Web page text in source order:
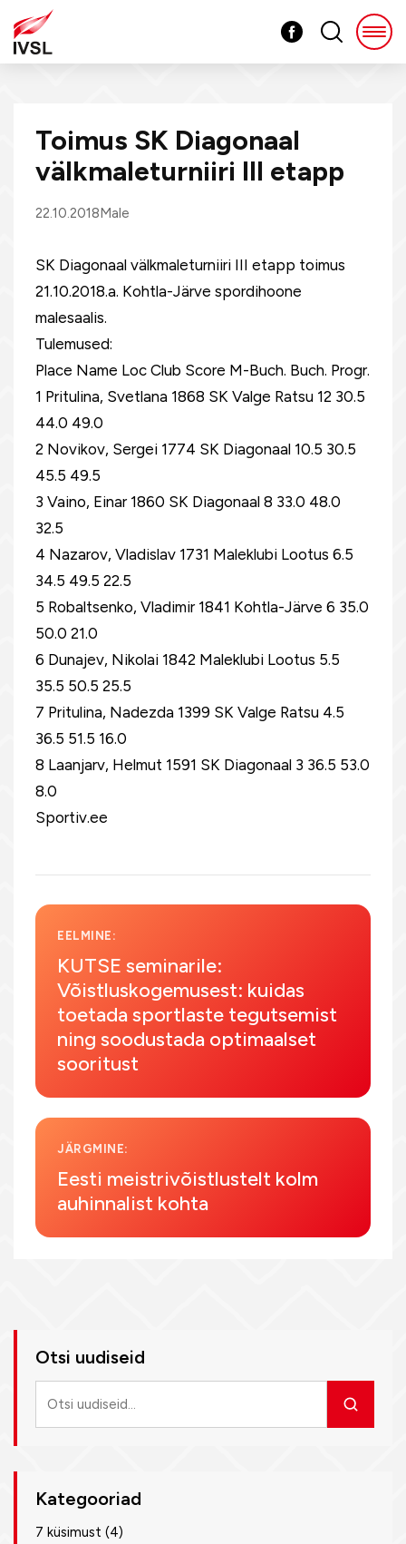
Toimus SK Diagonaal
välkmaleturniiri III etapp
22.10.2018Male
SK Diagonaal välkmaleturniiri III etapp toimus
21.10.2018.a. Kohtla-Järve spordihoone
malesaalis.
Tulemused:
Place Name Loc Club Score M-Buch. Buch. Progr.
1 Pritulina, Svetlana 1868 SK Valge Ratsu 12 30.5
44.0 49.0
2 Novikov, Sergei 1774 SK Diagonaal 10.5 30.5
45.5 49.5
3 Vaino, Einar 1860 SK Diagonaal 8 33.0 48.0
32.5
4 Nazarov, Vladislav 1731 Maleklubi Lootus 6.5
34.5 49.5 22.5
5 Robaltsenko, Vladimir 1841 Kohtla-Järve 6 35.0
50.0 21.0
6 Dunajev, Nikolai 1842 Maleklubi Lootus 5.5
35.5 50.5 25.5
7 Pritulina, Nadezda 1399 SK Valge Ratsu 4.5
36.5 51.5 16.0
8 Laanjarv, Helmut 1591 SK Diagonaal 3 36.5 53.0
8.0
Sportiv.ee
EELMINE:
KUTSE seminarile:
Võistluskogemusest: kuidas
toetada sportlaste tegutsemist
ning soodustada optimaalset
sooritust
JÄRGMINE:
Eesti meistrivõistlustelt kolm
auhinnalist kohta
Otsi uudiseid
uudiseid
Kategooriad
7 küsimust (4)